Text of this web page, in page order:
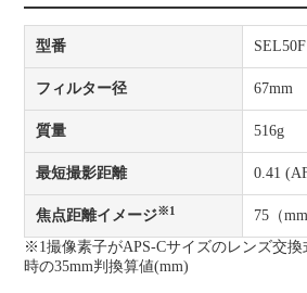
型番
フィルター径 67mm
質量 516g
最短撮影距離 0.41
焦点距離イメージ※1
75（mm
※1撮像素子がAPS-Cサイズのレンズ交
時の35mm判換算値(mm)